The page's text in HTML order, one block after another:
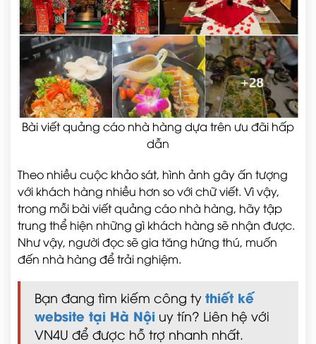
Bài viết quảng cáo nhà hàng dựa trên ưu đãi hấp
dẫn
Theo nhiều cuộc khảo sát, hình ảnh gây ấn tượng
với khách hàng nhiều hơn so với chữ viết. Vì vậy,
trong mỗi bài viết quảng cáo nhà hàng, hãy tập
trung thể hiện những gì khách hàng sẽ nhận được.
Như vậy, người đọc sẽ gia tăng hứng thú, muốn
đến nhà hàng để trải nghiệm.
Bạn đang tìm kiếm công ty thiết kế
website tại Hà Nội uy tín? Liên hệ với
VN4U để được hỗ trợ nhanh nhất.